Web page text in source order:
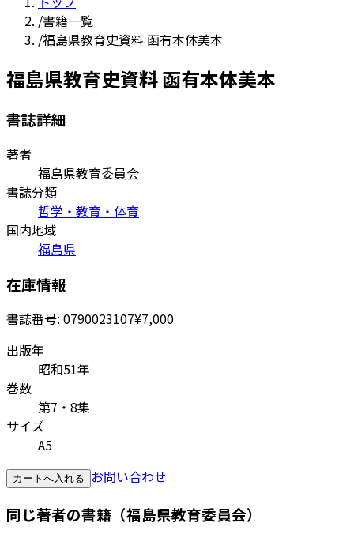
/書籍一覧
/福島県教育史資料 函有本体美本
福島県教育史資料 函有本体美本
書誌詳細
著者
福島県教育委員会
書誌分類
哲学・教育・体育
国内地域
福島県
在庫情報
書誌番号: 0790023107¥7,000
出版年
昭和51年
巻数
第7・8集
サイズ
A5
カートへ入れる お問い合わせ
同じ著者の書籍（福島県教育委員会）